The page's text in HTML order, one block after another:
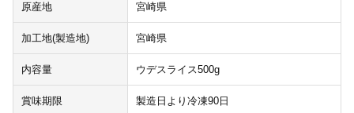
原産地 宮崎県
加工地(製造地) 宮崎県
内容量 ウデスライス500g
賞味期限 製造日より冷凍90日